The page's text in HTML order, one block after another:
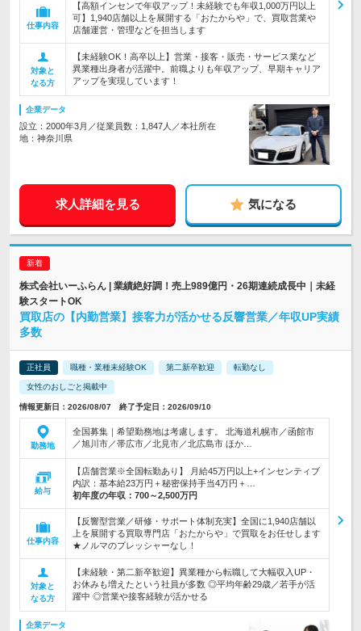
仕事内容
【高額インセンで年収アップ！未経験でも年収1,000万円以上
可】1,940店舗以上を展開する「おたからや」で、買取営業や
店舗運営・管理などを担当します
対象と
なる方
【未経験OK！高卒以上】営業・接客・販売・サービス業など
異業種出身者が活躍中。前職よりも年収アップ、早期キャリア
アップを実現しています！
企業データ
設立：2000年3月／従業員数：1,847人／本社所在
地：神奈川県
求人詳細を見る 気になる
株式会社いーふらん | 業績絶好調！売上989億円・26期連続成長中｜未経
験スタートOK
買取店の【内勤営業】接客力が活かせる反響営業／年収UP実績
多数
正社員 職種・業種未経験OK 第二新卒歓迎 転勤なし
女性のおしごと掲載中
情報更新日：2026/08/07 終了予定日：2026/09/10
勤務地
全国募集｜希望勤務地は考慮します。 北海道札幌市／函館市
／旭川市／帯広市／北見市／北広島市 ほか…
給与
【店舗営業※全国転勤あり】 月給45万円以上+インセンティブ
内訳：基本給23万円＋秘密保持手当4万円＋…
初年度の年収： 700～2,500万円
仕事内容
【反響型営業／研修・サポート体制充実】全国に1,940店舗以
上を展開する買取専門店「おたからや」で買取をお任せします
★ノルマのプレッシャーなし！
対象と
なる方
【未経験・第二新卒歓迎】異業種から転職して大幅収入UP・
お休みも増えたという社員が多数 ◎平均年齢29歳／若手が活
躍中 ◎営業や接客経験が活かせる
企業データ